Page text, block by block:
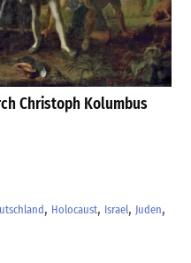
Christoph Kolumbus
, Holocaust, Israel, Juden,